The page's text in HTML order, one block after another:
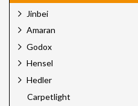
Jinbei
Amaran
Godox
Hensel
Hedler
Carpetlight